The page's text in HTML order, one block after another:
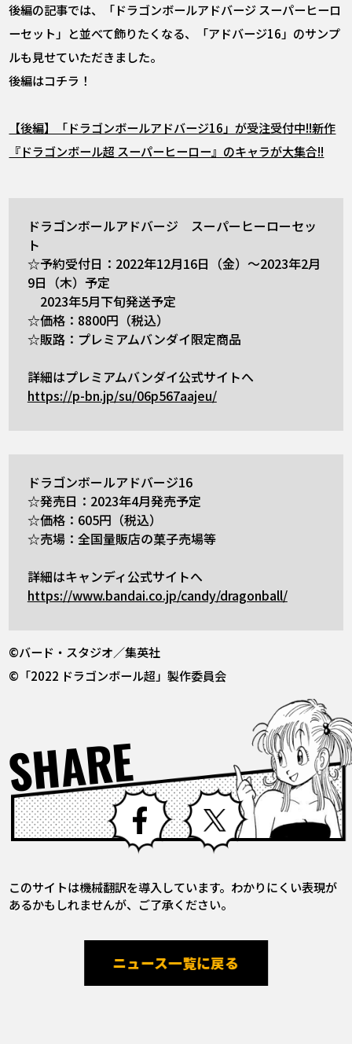
後編の記事では、「ドラゴンボールアドバージ スーパーヒーロ
ーセット」と並べて飾りたくなる、「アドバージ16」のサンプ
ルも見せていただきました。
後編はコチラ！
【後編】「ドラゴンボールアドバージ16」が受注受付中!!新作
『ドラゴンボール超 スーパーヒーロー』のキャラが大集合!!
ドラゴンボールアドバージ スーパーヒーローセッ
ト
☆予約受付日：2022年12月16日（金）～2023年2月
9日（木）予定
2023年5月下旬発送予定
☆価格：8800円（税込）
☆販路：プレミアムバンダイ限定商品
詳細はプレミアムバンダイ公式サイトへ
https://p-bn.jp/su/06p567aajeu/
ドラゴンボールアドバージ16
☆発売日：2023年4月発売予定
☆価格：605円（税込）
☆売場：全国量販店の菓子売場等
詳細はキャンディ公式サイトへ
https://www.bandai.co.jp/candy/dragonball/
©バード・スタジオ／集英社
©「2022 ドラゴンボール超」製作委員会
SHARE Facebook X
このサイトは機械翻訳を導入しています。わかりにくい表現が
あるかもしれませんが、ご了承ください。
ニュース一覧に戻る